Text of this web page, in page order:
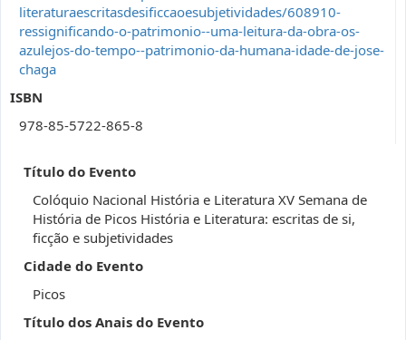
literaturaescritasdesificcaoesubjetividades/608910-
ressignificando-o-patrimonio--uma-leitura-da-obra-os-
azulejos-do-tempo--patrimonio-da-humana-idade-de-jose-
chaga
ISBN
978-85-5722-865-8
Título do Evento
Colóquio Nacional História e Literatura XV Semana de
História de Picos História e Literatura: escritas de si,
ficção e subjetividades
Cidade do Evento
Picos
Título dos Anais do Evento